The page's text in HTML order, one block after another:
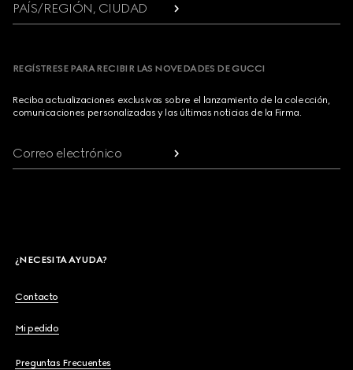
PAÍS/REGIÓN, CIUDAD
REGÍSTRESE PARA RECIBIR LAS NOVEDADES DE GUCCI
Reciba actualizaciones exclusivas sobre el lanzamiento de la colección,
comunicaciones personalizadas y las últimas noticias de la Firma.
Correo electrónico
¿NECESITA AYUDA?
Contacto
Mi pedido
Preguntas Frecuentes